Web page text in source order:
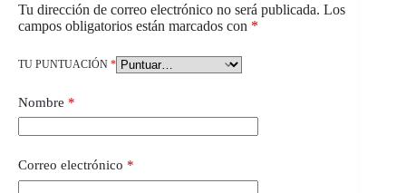
Tu dirección de correo electrónico no será publicada. Los
campos obligatorios están marcados con *
TU PUNTUACIÓN *
Nombre *
Correo electrónico *